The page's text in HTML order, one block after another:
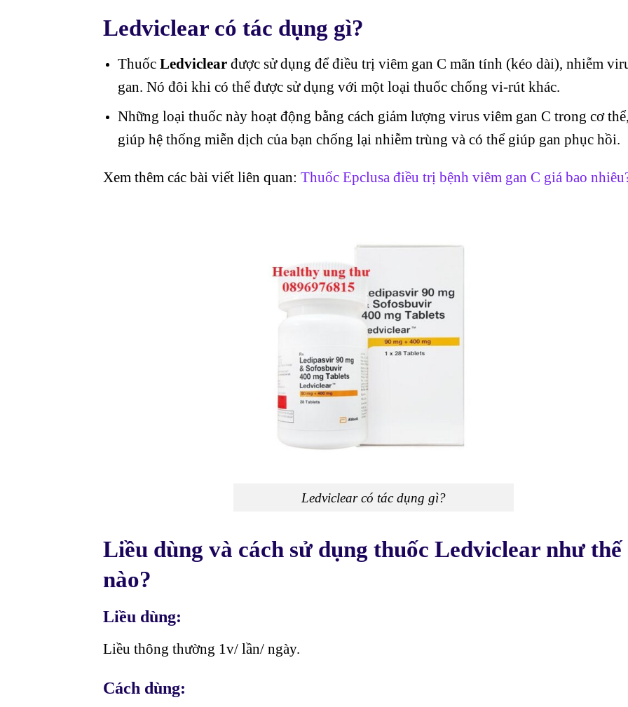
Ledviclear có tác dụng gì?
Thuốc Ledviclearđược sử dụng để điều trị viêm gan C mãn tính (kéo dài), nhiễm
gan. Nó đôi khi có thể được sử dụng với một loại thuốc chống vi-rút khác.
Những loại thuốc này hoạt động bằng cách giảm lượng virus viêm gan C trong cơ
giúp hệ thống miễn dịch của bạn chống lại nhiễm trùng và có thể giúp gan phục hồi.
Xem thêm các bài viết liên quan: Thuốc Epclusa điều trị bệnh viêm gan C giá bao
Ledviclear có tác dụng gì?
Liều dùng và cách sử dụng thuốc Ledviclear như thế
nào?
Liều dùng:
Liều thông thường 1v/ lần/ ngày.
Cách dùng: